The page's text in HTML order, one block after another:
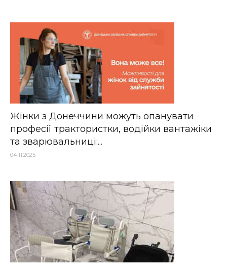
Жінки з Донеччини можуть опанувати
професії трактористки, водійки вантажіки
та зварювальниці:...
04.11.2025